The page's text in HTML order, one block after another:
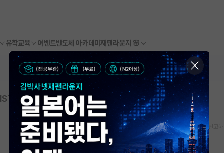
유학교육 이벤트반도체 아카데미 재팬라운지 🌸
전남대 연계) 지원자 모집
스크랩 신고하